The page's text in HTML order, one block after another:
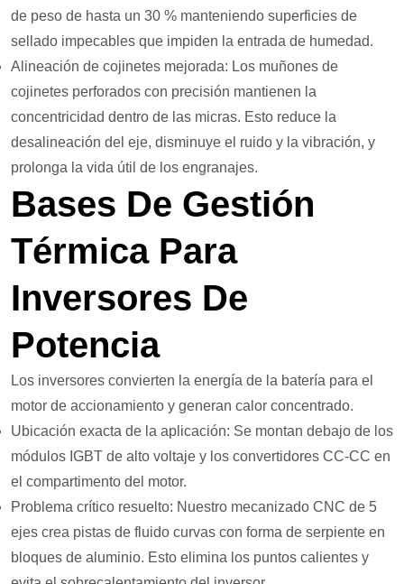
de peso de hasta un 30 % manteniendo superficies de
sellado impecables que impiden la entrada de humedad.
Alineación de cojinetes mejorada: Los muñones de
cojinetes perforados con precisión mantienen la
concentricidad dentro de las micras. Esto reduce la
desalineación del eje, disminuye el ruido y la vibración, y
prolonga la vida útil de los engranajes.
Bases De Gestión
Térmica Para
Inversores De
Potencia
Los inversores convierten la energía de la batería para el
motor de accionamiento y generan calor concentrado.
Ubicación exacta de la aplicación: Se montan debajo de los
módulos IGBT de alto voltaje y los convertidores CC-CC en
el compartimento del motor.
Problema crítico resuelto: Nuestro mecanizado CNC de 5
ejes crea pistas de fluido curvas con forma de serpiente en
bloques de aluminio. Esto elimina los puntos calientes y